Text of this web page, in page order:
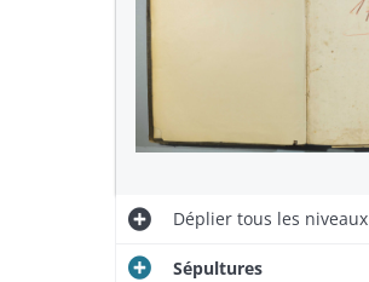
Dépliertous les niveaux
Sépultures